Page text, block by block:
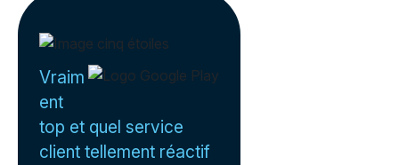
Vraim
ent
top et quel service
client tellement réactif